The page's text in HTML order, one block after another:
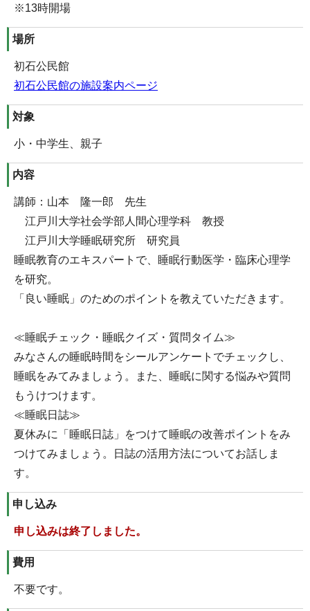
※13時開場
場所
初石公民館
初石公民館の施設案内ページ
対象
小・中学生、親子
内容
講師：山本 隆一郎 先生
江戸川大学社会学部人間心理学科 教授
江戸川大学睡眠研究所 研究員
睡眠教育のエキスパートで、睡眠行動医学・臨床心理学
を研究。
「良い睡眠」のためのポイントを教えていただきます。
≪睡眠チェック・睡眠クイズ・質問タイム≫
みなさんの睡眠時間をシールアンケートでチェックし、
睡眠をみてみましょう。また、睡眠に関する悩みや質問
もうけつけます。
≪睡眠日誌≫
夏休みに「睡眠日誌」をつけて睡眠の改善ポイントをみ
つけてみましょう。日誌の活用方法についてお話しま
す。
申し込み
申し込みは終了しました。
費用
不要です。